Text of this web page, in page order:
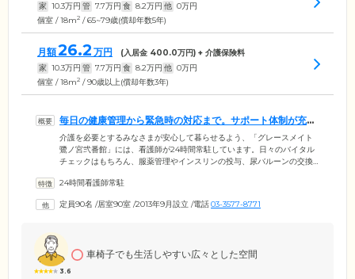
家 10.3万円 管 7.7万円 食 8.2万円 他 0万円
個室 / 18m2 / 65~79歳(償却年数5年)
月額26.2 万円 (入居金 400.0万円) + 介護保険料
家 10.3万円 管 7.7万円 食 8.2万円 他 0万円
個室 / 18m2 / 90歳以上(償却年数3年)
毎日の健康管理から緊急時の対応まで。サポート体制が充実
しています
介護を必要とするみなさまが安心して暮らせるよう、「グレースメイト
鷺ノ宮弐番館」には、看護師が24時間常駐しています。日々のバイタル
チェックはもちろん、服薬管理やインスリンの投与、尿バルーンの交換
ださい。また、夜間や早朝など、ご自宅では心配な時間帯もしっかりと
日をお守りしています。医師による訪問診療や専門スタッフによるリハ
24時間看護師常駐
定員90名 /居室90室 /2013年9月設立 /電話03-3577-8771
3.6
車椅子でも生活しやすい広々とした空間